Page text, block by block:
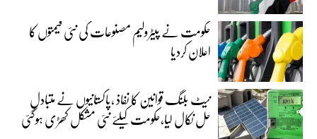
حکومت نے پیٹرولیم مصنوعات کی نئی قیمتوں کا
اعلان کردیا
نیٹ بلنگ قوانین کا نفاذ ،پاکستانیوں نے متبادل
حل نکال لیا،حکومت کیلئے نئی مشکل کھڑی ہوگئی